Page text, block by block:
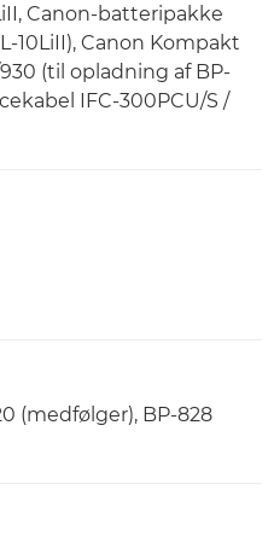
Canon-batteripakke
10LiII), Canon Kompakt
(til opladning af BP-
IFC-300PCU/S /
(medfølger), BP-828